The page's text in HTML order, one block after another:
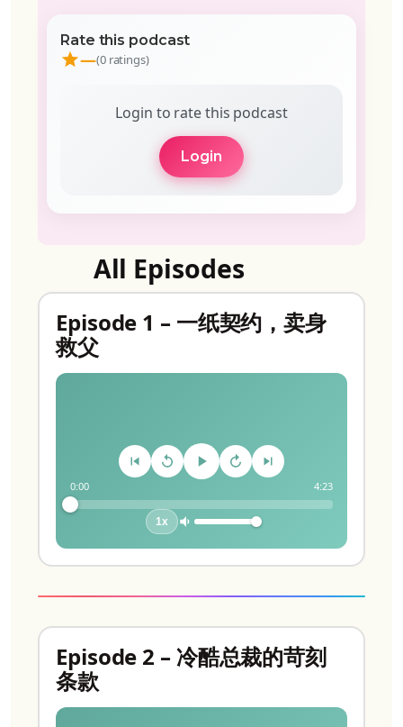
Rate this podcast
—(0 ratings)
Login to rate this podcast
Login
All Episodes
Episode 1 – 一纸契约，卖身
救父
0:00 4:23
1x
Episode 2 – 冷酷总裁的苛刻
条款